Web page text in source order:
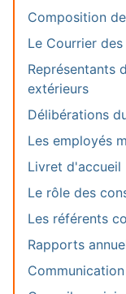
Composition
Le Courrier
Représentants
extérieurs
Délibérations
Les employés
Livret d'accueil
Le rôle des
Les référents
Rapports